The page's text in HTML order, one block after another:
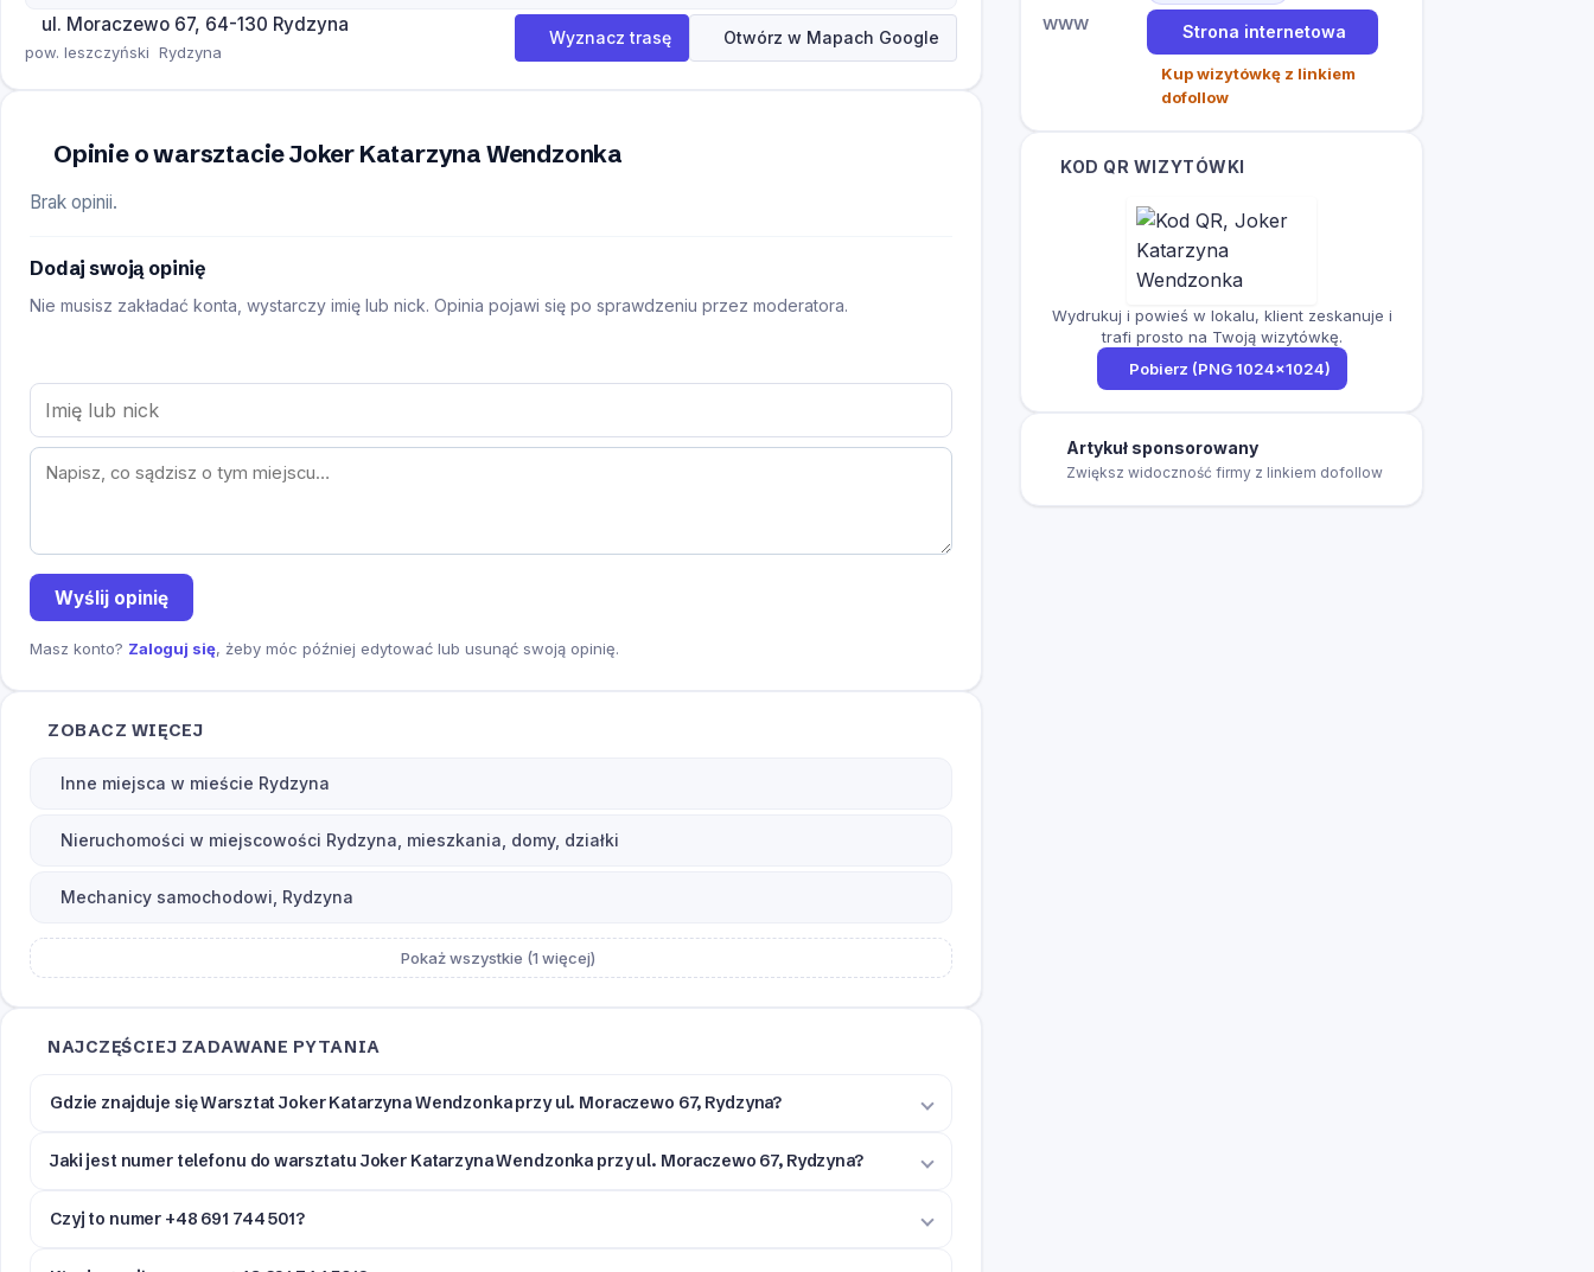
WWW
Strona internetowa
Kup wizytówkę z linkiem
dofollow
KOD QR WIZYTÓWKI
Wydrukuj i powieś w lokalu, klient zeskanuje i
trafi prosto na Twoją wizytówkę.
Pobierz (PNG 1024×1024)
Artykuł sponsorowany
Zwiększ widoczność firmy z linkiem dofollow
ul. Moraczewo 67, 64-130 Rydzyna
pow. leszczyński Rydzyna
Wyznacz trasę Otwórz w Mapach Google
Opinie o warsztacie Joker Katarzyna Wendzonka
Brak opinii.
Dodaj swoją opinię
Nie musisz zakładać konta, wystarczy imię lub nick. Opinia pojawi się po sprawdzeniu przez moderatora.
Wyślij opinię
Masz konto? Zaloguj się, żeby móc później edytować lub usunąć swoją opinię.
ZOBACZ WIĘCEJ
Inne miejsca w mieście Rydzyna
Nieruchomości w miejscowości Rydzyna, mieszkania, domy, działki
Mechanicy samochodowi, Rydzyna
Pokaż wszystkie (1 więcej)
NAJCZĘŚCIEJ ZADAWANE PYTANIA
Gdzie znajduje się Warsztat Joker Katarzyna Wendzonka przy ul. Moraczewo 67, Rydzyna?
Jaki jest numer telefonu do warsztatu Joker Katarzyna Wendzonka przy ul. Moraczewo 67, Rydzyna?
Czyj to numer +48 691 744 501?